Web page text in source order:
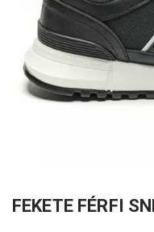
FEKETE FÉRFI